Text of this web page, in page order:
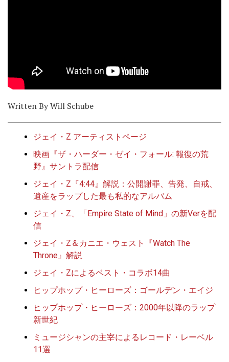
Written By Will Schube
ジェイ・Z アーティストページ
映画『ザ・ハーダー・ゼイ・フォール: 報復の荒
野』サントラ配信
ジェイ・Z『4:44』解説：公開謝罪、告発、自戒、
遺産をラップした最も私的なアルバム
ジェイ・Z、「Empire State of Mind」の新Verを配
信
ジェイ・Z＆カニエ・ウェスト『Watch The
Throne』解説
ジェイ・Zによるベスト・コラボ14曲
ヒップホップ・ヒーローズ：ゴールデン・エイジ
ヒップホップ・ヒーローズ：2000年以降のラップ
新世紀
ミュージシャンの主宰によるレコード・レーベル
11選